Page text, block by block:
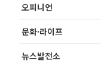
오피니언
문화·라이프
뉴스발전소